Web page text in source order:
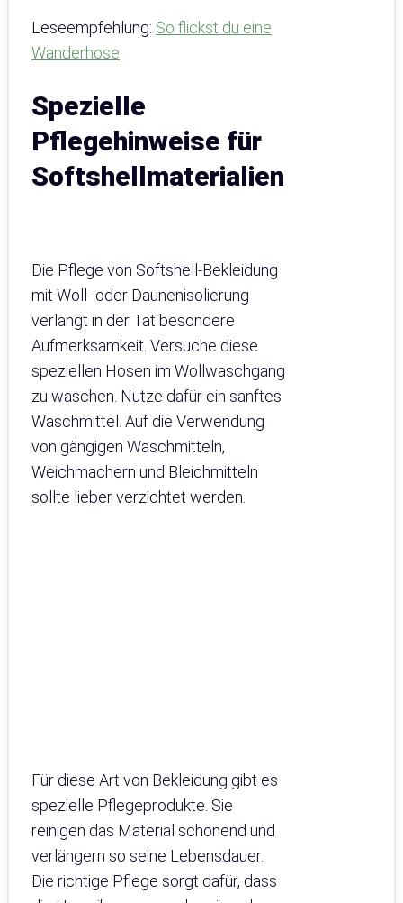
Leseempfehlung: So flickst du eine
Wanderhose
Spezielle
Pflegehinweise für
Softshellmaterialien
Die Pflege von Softshell-Bekleidung
mit Woll- oder Daunenisolierung
verlangt in der Tat besondere
Aufmerksamkeit. Versuche diese
speziellen Hosen im Wollwaschgang
zu waschen. Nutze dafür ein sanftes
Waschmittel. Auf die Verwendung
von gängigen Waschmitteln,
Weichmachern und Bleichmitteln
sollte lieber verzichtet werden.
Für diese Art von Bekleidung gibt es
spezielle Pflegeprodukte. Sie
reinigen das Material schonend und
verlängern so seine Lebensdauer.
Die richtige Pflege sorgt dafür, dass